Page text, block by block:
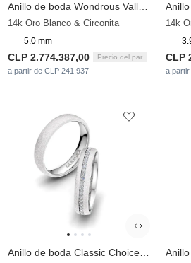
14k Oro Blanco & Circonita
5.0 mm
CLP 2.774.387,00 Precio del par
a partir de CLP 241.937
14k
CLP
a partir